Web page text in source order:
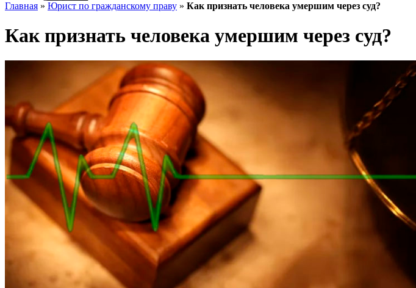
Главная » Юрист по гражданскому праву » Как признать человека умершим через суд?
Как признать человека умершим через суд?